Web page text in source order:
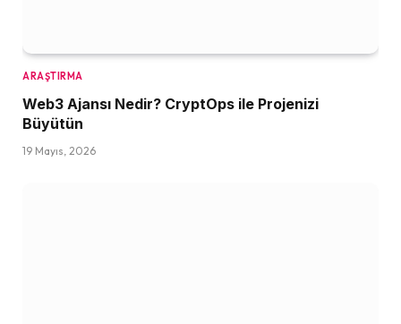
ARAŞTIRMA
Web3 Ajansı Nedir? CryptOps ile Projenizi
Büyütün
19 Mayıs, 2026